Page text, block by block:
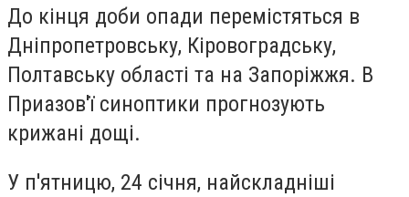
До кінця доби опади перемістяться в
Дніпропетровську, Кіровоградську,
Полтавську області та на Запоріжжя. В
Приазов'ї синоптики прогнозують
крижані дощі.
У п'ятницю, 24 січня, найскладніші